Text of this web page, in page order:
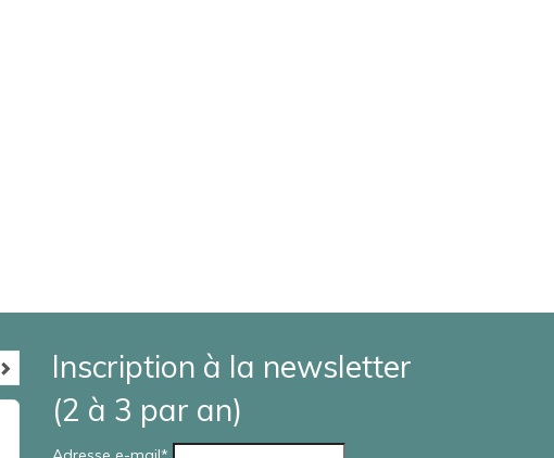
J’ai partagé un beau moment avec mon
amie Aline durant un atelier de
Inscription à la newsletter
(2 à 3 par an)